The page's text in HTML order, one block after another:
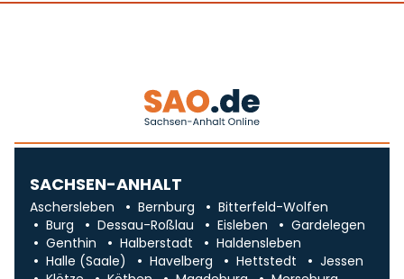
SACHSEN-ANHALT
Aschersleben Bernburg
Bitterfeld-Wolfen
Burg
Dessau-Roßlau Eisleben
Gardelegen
Genthin
Halberstadt
Haldensleben
Halle (Saale)
Havelberg Hettstedt
Jessen